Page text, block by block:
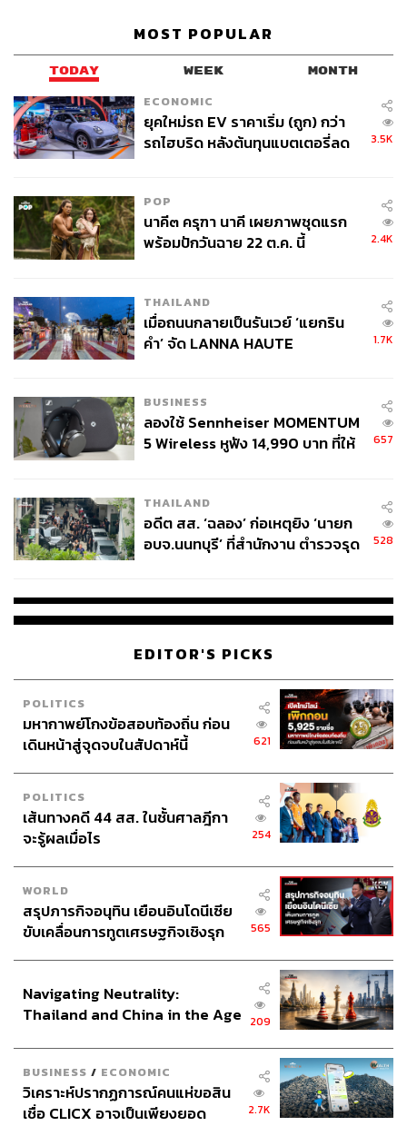
MOST POPULAR
TODAY WEEK MONTH
ECONOMIC
ยุคใหม่รถ EV ราคาเริ่ม (ถูก) กว่า
รถไฮบริด หลังต้นทุนแบตเตอรี่ลด
3.5K
POP
นาคี๓ ครุฑา นาคี เผยภาพชุดแรก
พร้อมปักวันฉาย 22 ต.ค. นี้
2.4K
THAILAND
เมื่อถนนกลายเป็นรันเวย์ ‘แยกริน
คำ’ จัด LANNA HAUTE
1.7K
BUSINESS
ลองใช้ Sennheiser MOMENTUM
5 Wireless หูฟัง 14,990 บาท ที่ให้
657
THAILAND
อดีต สส. ‘ฉลอง’ ก่อเหตุยิง ‘นายก
อบจ.นนทบุรี’ ที่สำนักงาน ตำรวจรุด
528
EDITOR'S PICKS
POLITICS
มหากาพย์โกงข้อสอบท้องถิ่น ก่อน
เดินหน้าสู่จุดจบในสัปดาห์นี้
621
POLITICS
เส้นทางคดี 44 สส. ในชั้นศาลฎีกา
จะรู้ผลเมื่อไร
254
WORLD
สรุปภารกิจอนุทิน เยือนอินโดนีเซีย
ขับเคลื่อนการทูตเศรษฐกิจเชิงรุก
565
Navigating Neutrality:
Thailand and China in the Age
209
BUSINESS / ECONOMIC
วิเคราะห์ปรากฏการณ์คนแห่ขอสิน
เชื่อ CLICX อาจเป็นเพียงยอด
2.7K